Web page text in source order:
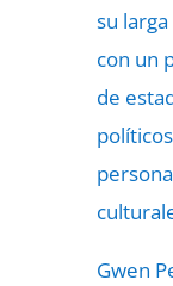
su
con un
de
Gwen